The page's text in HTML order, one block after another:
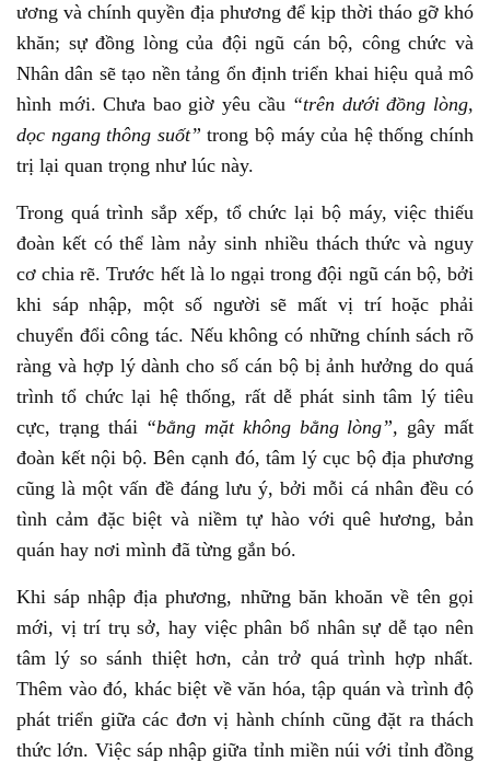
ương và chính quyền địa phương để kịp thời tháo gỡ khó
khăn; sự đồng lòng của đội ngũ cán bộ, công chức và
Nhân dân sẽ tạo nền tảng ổn định triển khai hiệu quả mô
hình mới. Chưa bao giờ yêu cầu “trên dưới đồng lòng,
dọc ngang thông suốt”trong bộ máy của hệ thống chính
trị lại quan trọng như lúc này.
Trong quá trình sắp xếp, tổ chức lại bộ máy, việc thiếu
đoàn kết có thể làm nảy sinh nhiều thách thức và nguy
cơ chia rẽ. Trước hết là lo ngại trong đội ngũ cán bộ, bởi
khi sáp nhập, một số người sẽ mất vị trí hoặc phải
chuyển đổi công tác. Nếu không có những chính sách rõ
ràng và hợp lý dành cho số cán bộ bị ảnh hưởng do quá
trình tổ chức lại hệ thống, rất dễ phát sinh tâm lý tiêu
cực, trạng thái “bằng mặt không bằng lòng”, gây mất
đoàn kết nội bộ. Bên cạnh đó, tâm lý cục bộ địa phương
cũng là một vấn đề đáng lưu ý, bởi mỗi cá nhân đều có
tình cảm đặc biệt và niềm tự hào với quê hương, bản
quán hay nơi mình đã từng gắn bó.
Khi sáp nhập địa phương, những băn khoăn về tên gọi
mới, vị trí trụ sở, hay việc phân bổ nhân sự dễ tạo nên
tâm lý so sánh thiệt hơn, cản trở quá trình hợp nhất.
Thêm vào đó, khác biệt về văn hóa, tập quán và trình độ
phát triển giữa các đơn vị hành chính cũng đặt ra thách
thức lớn. Việc sáp nhập giữa tỉnh miền núi với tỉnh đồng